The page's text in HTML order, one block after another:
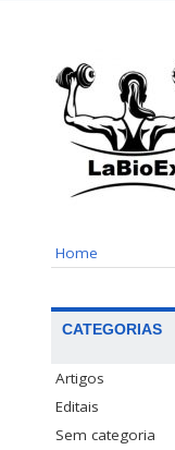
Home
CATEGORIAS
Artigos
Editais
Sem categoria